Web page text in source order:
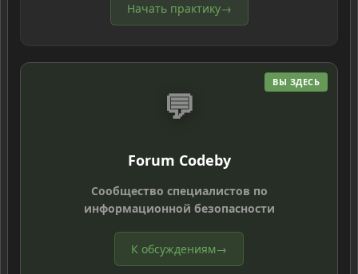
Начать практику→
ВЫ ЗДЕСЬ
💬
Forum Codeby
Сообщество специалистов по
информационной безопасности
К обсуждениям→